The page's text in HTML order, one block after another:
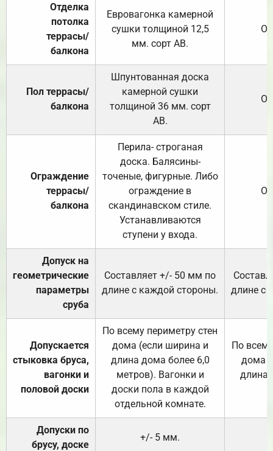
Отделка
потолка
террасы/
балкона
Евровагонка камерной
сушки толщиной 12,5
мм. сорт АВ.
Пол террасы/
балкона
Шпунтованная доска
камерной сушки
толщиной 36 мм. сорт
АВ.
Ограждение
террасы/
балкона
Перила- строганая
доска. Балясины-
точеные, фигурные. Либо
ограждение в
скандинавском стиле.
Устанавливаются
ступени у входа.
Допуск на
геометрические
параметры
сруба
Составляет +/- 50 мм по
длине с каждой стороны.
длине с
Допускается
стыковка бруса,
вагонки и
половой доски
По всему периметру стен
дома (если ширина и
длина дома более 6,0
метров). Вагонки и
доски пола в каждой
отдельной комнате.
По
дома
длина
Допуски по
брусу, доске
+/- 5 мм.